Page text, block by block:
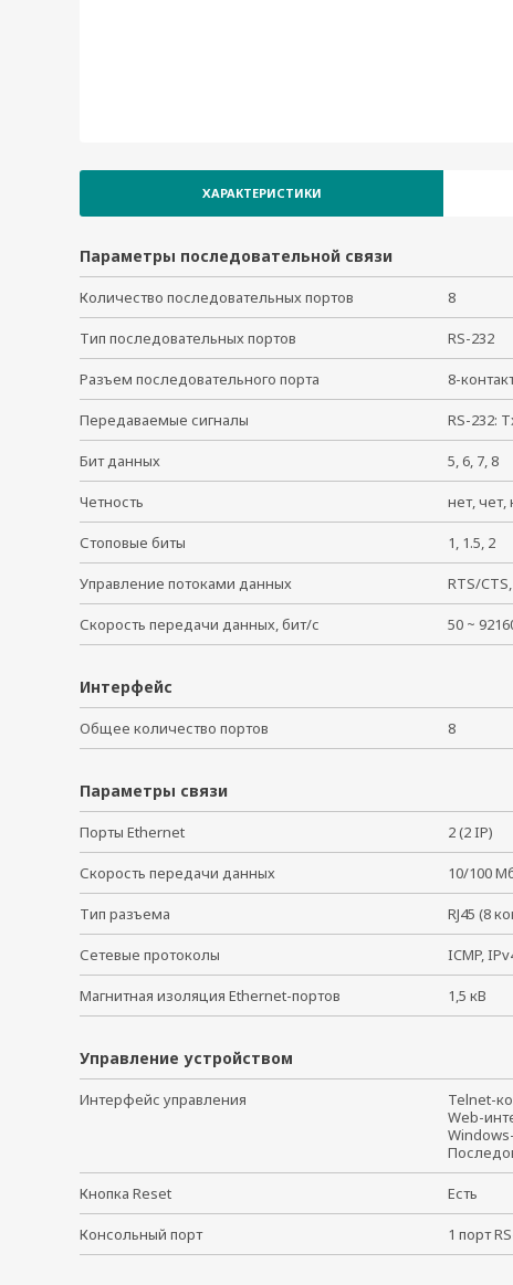
ХАРАКТЕРИСТИКИ
Параметры последовательной связи
Количество последовательных портов 8
Тип последовательных портов RS-232
Разъем последовательного порта 8-
Передаваемые сигналы RS-232:
Бит данных 5, 6, 7, 8
Четность нет, чет,
Стоповые биты 1, 1.5, 2
Управление потоками данных RTS/
Скорость передачи данных, бит/с 50 ~
Интерфейс
Общее количество портов 8
Параметры связи
Порты Ethernet 2 (2 IP)
Скорость передачи данных 10/100
Тип разъема RJ45 (8
Сетевые протоколы ICMP,
Магнитная изоляция Ethernet-портов 1,5 кВ
Управление устройством
Интерфейс управления
Telnet-
Web-
Кнопка Reset Есть
Консольный порт 1 порт